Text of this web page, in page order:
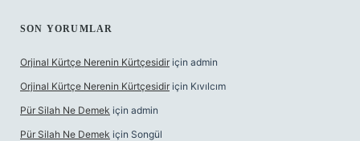
SON YORUMLAR
Orjinal Kürtçe Nerenin Kürtçesidir için admin
Orjinal Kürtçe Nerenin Kürtçesidir için Kıvılcım
Pür Silah Ne Demek için admin
Pür Silah Ne Demek için Songül